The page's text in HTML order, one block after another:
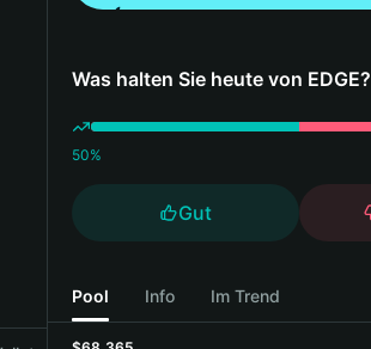
Was halten Sie heute von EDGE?
50%
Gut
Pool Info Im Trend